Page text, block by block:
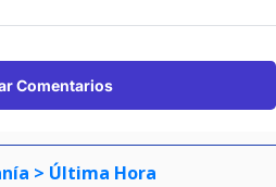
Comentarios
> Última Hora